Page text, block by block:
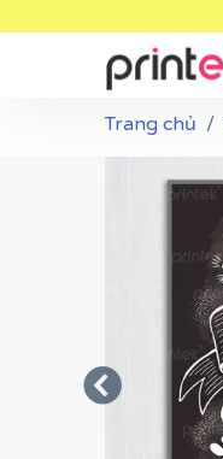
Trang chủ